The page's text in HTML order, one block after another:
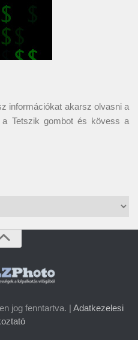
információkat akarsz olvasni a
Tetszik gombot és kövess a
jog fenntartva. | Adatkezelesi